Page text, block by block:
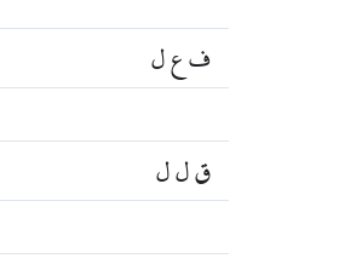
ف ع ل
ق ل ل